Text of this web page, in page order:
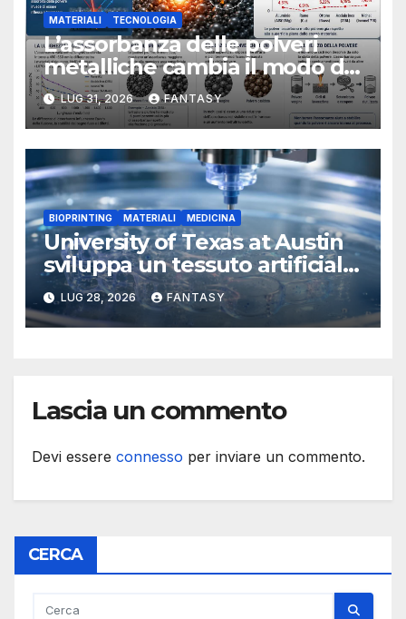
MATERIALI TECNOLOGIA
L’assorbanza delle polveri
metalliche cambia il modo di
interpretare la fusione laser
LUG 31, 2026 FANTASY
BIOPRINTING MATERIALI MEDICINA
University of Texas at Austin
sviluppa un tessuto artificiale
stampabile in 3D che imita le
membrane dei tessuti
LUG 28, 2026 FANTASY
Lascia un commento
Devi essere connesso per inviare un commento.
CERCA